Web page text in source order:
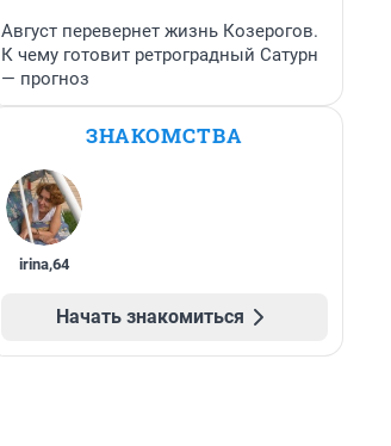
Август перевернет жизнь Козерогов.
К чему готовит ретроградный Сатурн
— прогноз
ЗНАКОМСТВА
irina,64
Начать знакомиться